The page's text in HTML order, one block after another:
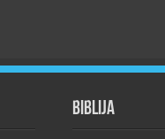
Biblija